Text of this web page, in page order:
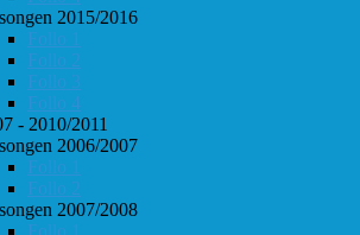
2015/2016
Follo 1
Follo 2
Follo 3
Follo 4
- 2010/2011
2006/2007
Follo 1
Follo 2
2007/2008
Follo 1